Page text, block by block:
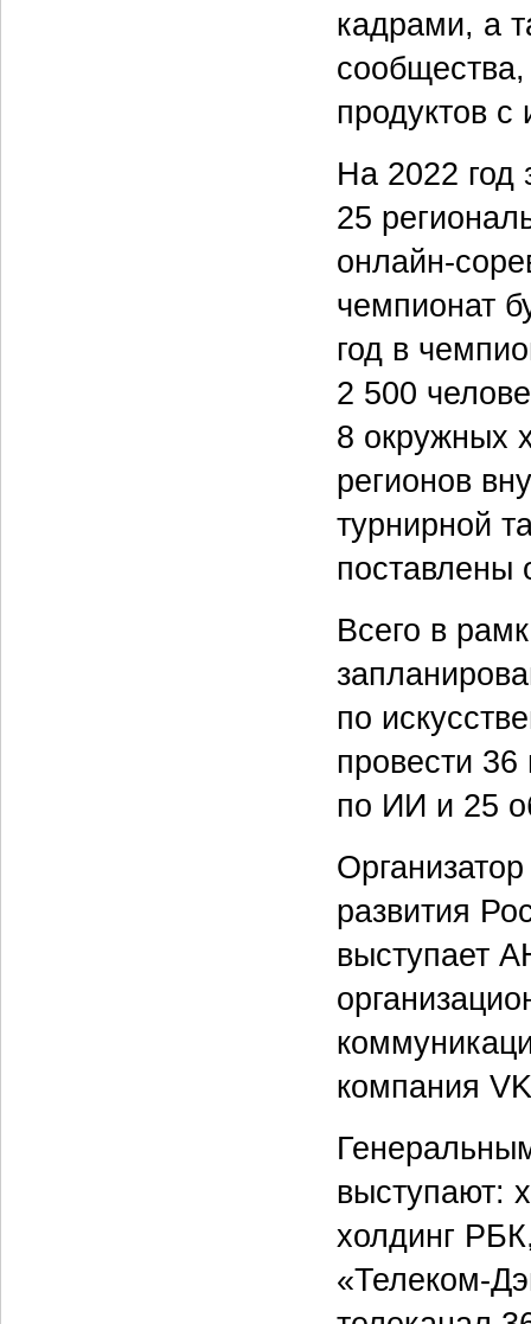
кадрами, а
сообщества,
продуктов с
На 2022 год
25
онлайн-
чемпионат
год в
2 500
8 окружных
регионов
турнирной
поставлены
Всего в
по
провести
по ИИ и 25
развития
выступает
компания
выступают:
холдинг
«Телеком-